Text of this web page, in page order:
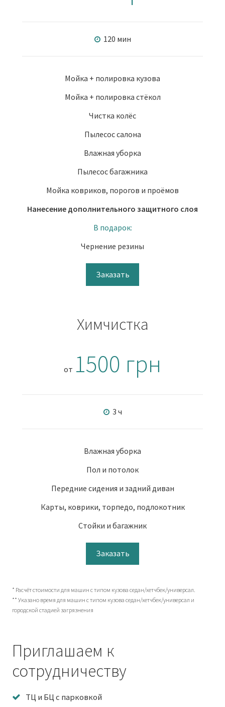
120 мин
Мойка + полировка кузова
Мойка + полировка стёкол
Чистка колёс
Пылесос салона
Влажная уборка
Пылесос багажника
Мойка ковриков, порогов и проёмов
Нанесение дополнительного защитного слоя
В подарок:
Чернение резины
Заказать
Химчистка
от 1500 грн
3 ч
Влажная уборка
Пол и потолок
Передние сидения и задний диван
Карты, коврики, торпедо, подлокотник
Стойки и багажник
Заказать
* Расчёт стоимости для машин с типом кузова седан/хетчбек/универсал.
** Указано время для машин с типом кузова седан/хетчбек/универсал и
городской стадией загрязнения
Приглашаем к
сотрудничеству
ТЦ и БЦ с парковкой